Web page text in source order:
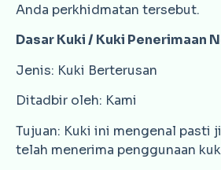
Anda perkhidmatan tersebut.
Dasar Kuki / Kuki Penerimaan
Jenis: Kuki Berterusan
Ditadbir oleh: Kami
Tujuan: Kuki ini mengenal pasti
telah menerima penggunaan